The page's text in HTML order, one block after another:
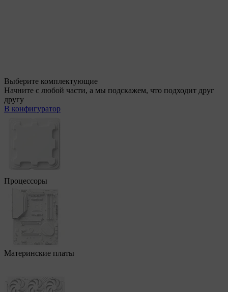
Выберите комплектующие
Начните с любой части, а мы подскажем, что подходит друг
другу
В конфигуратор
Процессоры
Материнские платы